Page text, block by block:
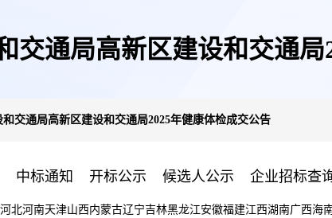
交通局高新区建设和交通
交通局高新区建设和交通局2025年健康体检成交公告
中标通知 开标公示 候选人公示 企业招标查
河北河南天津山西内蒙古辽宁吉林黑龙江安徽福建江西湖南广西海